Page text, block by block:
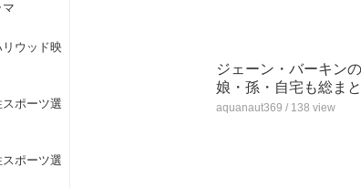
ウッド映
ポーツ選
ポーツ選
ジェーン・バーキン
娘・孫・自宅も総ま
aquanaut369 / 138 view